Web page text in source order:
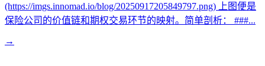
(https://imgs.innomad.io/blog/20250917205849797.png) 上图便是
保险公司的价值链和期权交易环节的映射。简单剖析： ###...
→